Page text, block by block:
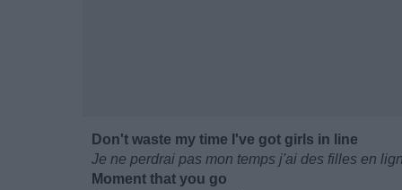
Don't waste my time I've got girls in line
Je ne perdrai pas mon temps j'ai des filles en
Moment that you go